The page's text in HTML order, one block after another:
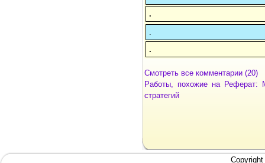
.
.
Смотреть все комментарии (20)
Работы, похожие на Реферат:
стратегий